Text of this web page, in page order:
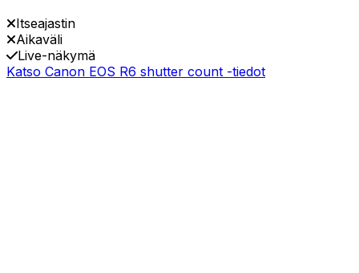
Itseajastin
Aikaväli
Live-näkymä
Katso Canon EOS R6 shutter count -tiedot